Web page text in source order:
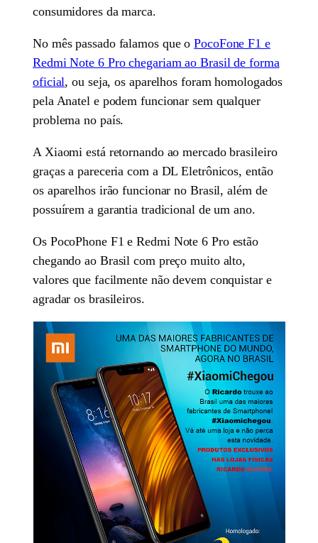
consumidores da marca.
No mês passado falamos que oPocoFone F1 e
Redmi Note 6 Pro chegariam ao Brasil de forma
oficial, ou seja, os aparelhos foram homologados
pela Anatel e podem funcionar sem qualquer
problema no país.
A Xiaomi está retornando ao mercado brasileiro
graças a pareceria com a DL Eletrônicos, então
os aparelhos irão funcionar no Brasil, além de
possuírem a garantia tradicional de um ano.
Os PocoPhone F1 e Redmi Note 6 Pro estão
chegando ao Brasil com preço muito alto,
valores que facilmente não devem conquistar e
agradar os brasileiros.